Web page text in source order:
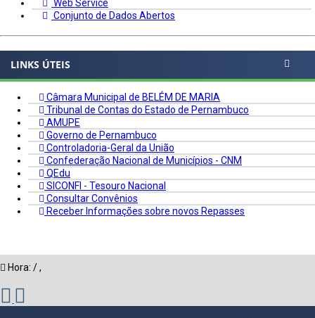
Web Service
Conjunto de Dados Abertos
LINKS ÚTEIS
Câmara Municipal de BELÉM DE MARIA
Tribunal de Contas do Estado de Pernambuco
AMUPE
Governo de Pernambuco
Controladoria-Geral da União
Confederação Nacional de Municípios - CNM
QEdu
SICONFI - Tesouro Nacional
Consultar Convênios
Receber Informações sobre novos Repasses
Hora: /,